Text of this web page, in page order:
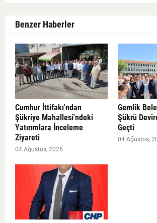
Benzer Haberler
Cumhur İttifakı'ndan
Şükriye Mahallesi'ndeki
Yatırımlara İnceleme
Ziyareti
04 Ağustos, 2026
Gemlik
Şükrü
Geçti
04 Ağustos,